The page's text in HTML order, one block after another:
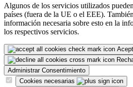
Algunos de los servicios utilizados
países (fuera de la UE o el EEE).
información necesaria sobre esto en la
los respectivos servicios.
Administrar Consentimiento
Cookies necesarias